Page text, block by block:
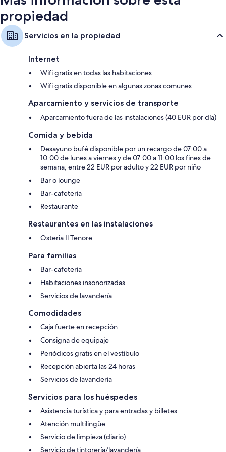
propiedad
Servicios en la propiedad
Internet
Wifi gratis en todas las habitaciones
Wifi gratis disponible en algunas zonas comunes
Aparcamiento y servicios de transporte
Aparcamiento fuera de las instalaciones (40 EUR por día)
Comida y bebida
Desayuno bufé disponible por un recargo de 07:00 a
10:00 de lunes a viernes y de 07:00 a 11:00 los fines de
semana; entre 22 EUR por adulto y 22 EUR por niño
Bar o lounge
Bar-cafetería
Restaurante
Restaurantes en las instalaciones
Osteria Il Tenore
Para familias
Bar-cafetería
Habitaciones insonorizadas
Servicios de lavandería
Comodidades
Caja fuerte en recepción
Consigna de equipaje
Periódicos gratis en el vestíbulo
Recepción abierta las 24 horas
Servicios de lavandería
Servicios para los huéspedes
Asistencia turística y para entradas y billetes
Atención multilingüe
Servicio de limpieza (diario)
Servicio de tintorería/lavandería